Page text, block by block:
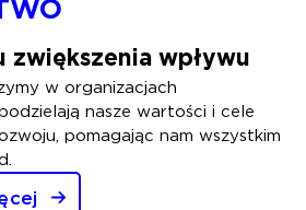
zwiększenia wpływu
w organizacjach
nasze wartości i cele
pomagając nam wszystkim